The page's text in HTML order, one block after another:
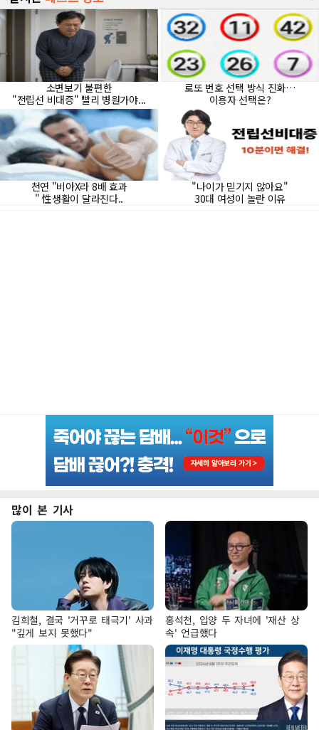
많이 본 기사
김희철, 결국 '거꾸로 태극기' 사과
"깊게 보지 못했다"
홍석천, 입양 두 자녀에 '재산 상
속' 언급했다